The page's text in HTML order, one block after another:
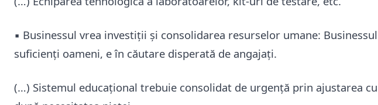
▪️ Businessul vrea investiții și consolidarea resurselor umane:
suficienți oameni, e în căutare disperată de angajați.
(…) Sistemul educațional trebuie consolidat de urgență prin ajustarea